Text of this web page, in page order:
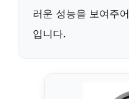
러운 성능을 보여주어
입니다.